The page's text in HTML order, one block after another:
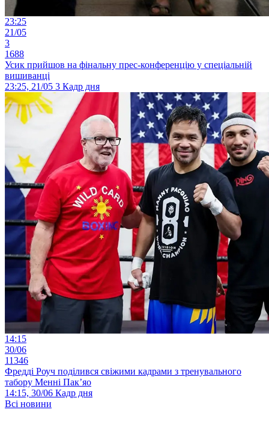
23:25
21/05
3
1688
Усик прийшов на фінальну прес-конференцію у спеціальній
вишиванці
23:25, 21/05 3 Кадр дня
14:15
30/06
11346
Фредді Роуч поділився свіжими кадрами з тренувального
табору Менні Пак’яо
14:15, 30/06 Кадр дня
Всі новини